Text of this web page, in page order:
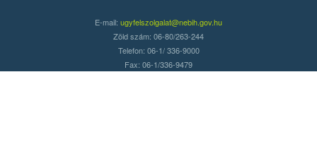
E-mail: ugyfelszolgalat@nebih.gov.hu
Zöld szám: 06-80/263-244
Telefon: 06-1/ 336-9000
Fax: 06-1/336-9479